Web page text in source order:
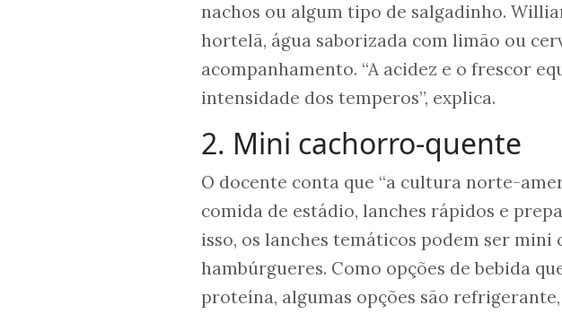
nachos ou algum tipo de salgadinho.
hortelã, água saborizada com limão ou
acompanhamento. “A acidez e o frescor
intensidade dos temperos”, explica.
2. Mini cachorro-quente
O docente conta que “a cultura norte-
comida de estádio, lanches rápidos e
isso, os lanches temáticos podem ser
hambúrgueres. Como opções de bebida
proteína, algumas opções são